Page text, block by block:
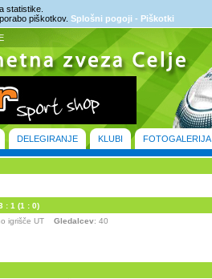
statistike.
piškotkov. Splošni pogoji - Piškotki
DELEGIRANJE KLUBI FOTOGALERIJA
: 1 (1 : 0)
igrišče UT Gledalcev: 40